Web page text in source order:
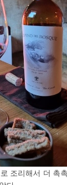
조리해서 더 촉